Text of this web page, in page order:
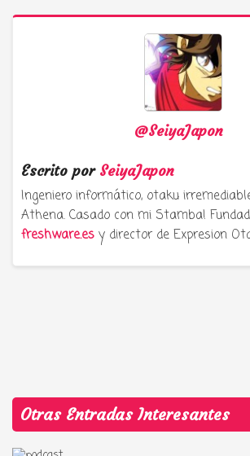
@SeiyaJapon
Escrito por SeiyaJapon
Ingeniero informático, otaku
Athena. Casado con mi Stamba!
freshware.es y director de Expresion
Otras Entradas Interesantes